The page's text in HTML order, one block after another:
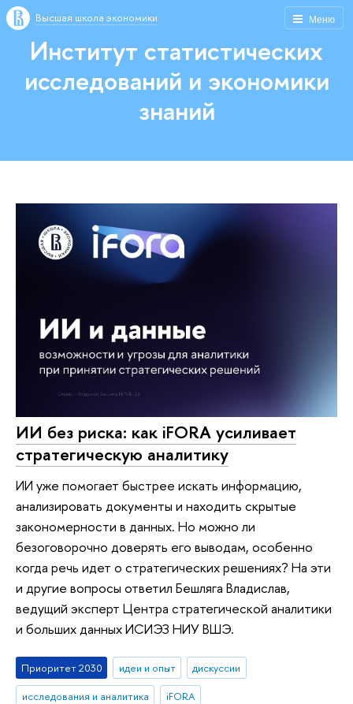
Меню
Высшая школа экономики
Институт статистических
исследований и экономики
знаний
ИИ без риска: как iFORA усиливает
стратегическую аналитику
ИИ уже помогает быстрее искать информацию,
анализировать документы и находить скрытые
закономерности в данных. Но можно ли
безоговорочно доверять его выводам, особенно
когда речь идет о стратегических решениях? На эти
и другие вопросы ответил Бешляга Владислав,
ведущий эксперт Центра стратегической аналитики
и больших данных ИСИЭЗ НИУ ВШЭ.
Приоритет 2030 идеи и опыт
дискуссии
исследования и аналитика
iFORA